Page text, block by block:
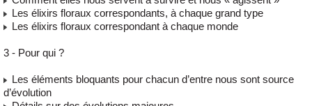
Les élixirs floraux correspondants, à chaque grand type
Les élixirs floraux correspondant à chaque monde
3 - Pour qui ?
Les éléments bloquants pour chacun d’entre nous sont source
d’évolution